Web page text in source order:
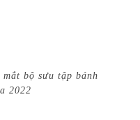
bộ sưu tập bánh
2022